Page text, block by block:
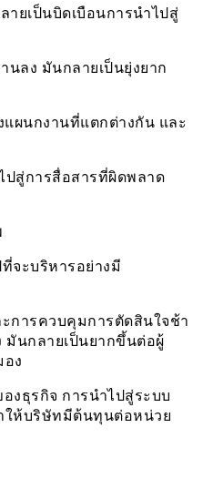
ายเป็นบิดเบือนการนำไปสู่
นลง มันกลายเป็นยุ่งยาก
แผนกงานที่แตกต่างกัน และ
ปสู่การสื่อสารที่ผิดพลาด
จะบริหารอย่างมี
การควบคุมการตัดสินใจช้า
มันกลายเป็นยากขึ้นต่อผู้
ง
งธุรกิจ การนำไปสู่ระบบ
ให้บริษัทมีต้นทุนต่อหน่วย